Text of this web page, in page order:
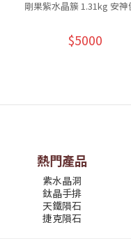
剛果紫水晶簇 1.31kg 安神
$5000
熱門產品
紫水晶洞
鈦晶手排
天鐵隕石
捷克隕石